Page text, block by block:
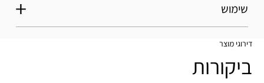
שימוש
דירוגי מוצר
ביקורות